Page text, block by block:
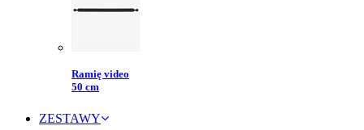
Ramię video
50 cm
ZESTAWY